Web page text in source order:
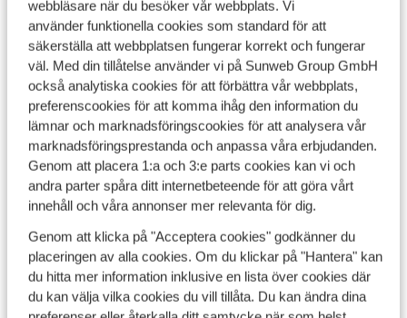
webbläsare när du besöker vår webbplats. Vi
använder funktionella cookies som standard för att
säkerställa att webbplatsen fungerar korrekt och fungerar
väl. Med din tillåtelse använder vi på Sunweb Group GmbH
också analytiska cookies för att förbättra vår webbplats,
preferenscookies för att komma ihåg den information du
lämnar och marknadsföringscookies för att analysera vår
marknadsföringsprestanda och anpassa våra erbjudanden.
Genom att placera 1:a och 3:e parts cookies kan vi och
andra parter spåra ditt internetbeteende för att göra vårt
innehåll och våra annonser mer relevanta för dig.
Genom att klicka på "Acceptera cookies" godkänner du
placeringen av alla cookies. Om du klickar på "Hantera" kan
du hitta mer information inklusive en lista över cookies där
du kan välja vilka cookies du vill tillåta. Du kan ändra dina
promenader längs strandpromenaden och upplevelser i
de charmiga kuststäderna.
Vädret på Costa Blanca i februari och mars
Vill du få en tidig start på våren och de varmare
månaderna? Då är Costa Blanca ett utmärkt val. Vädret
på Costa Blanca i februari ochmarserbjuder vanligtvis
temperaturer runt 16-20 grader och många soliga
dagar. Detta gör perioden idealisk om du vill byta regn
och kyla mot sol och mild värme. Efter några timmars
flygresa kan du njuta av ett klimat som påminner mer
om vår än vinter – perfekt för en avkopplande semester
med familjen eller med vänner.
Vädret på Costa Blanca i oktober, november och